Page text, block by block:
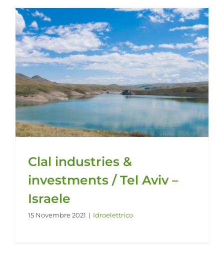
Clal industries &
investments / Tel Aviv –
Israele
15 Novembre 2021 | Idroelettrico